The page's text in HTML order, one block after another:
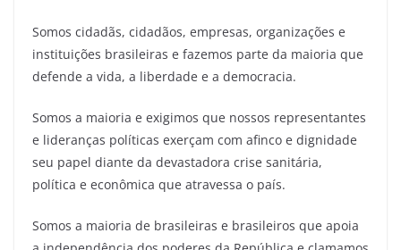
Somos cidadãs, cidadãos, empresas, organizações e
instituições brasileiras e fazemos parte da maioria que
defende a vida, a liberdade e a democracia.
Somos a maioria e exigimos que nossos representantes
e lideranças políticas exerçam com afinco e dignidade
seu papel diante da devastadora crise sanitária,
política e econômica que atravessa o país.
Somos a maioria de brasileiras e brasileiros que apoia